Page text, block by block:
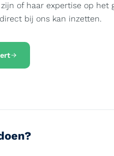
of haar expertise op het
bij ons kan inzetten.